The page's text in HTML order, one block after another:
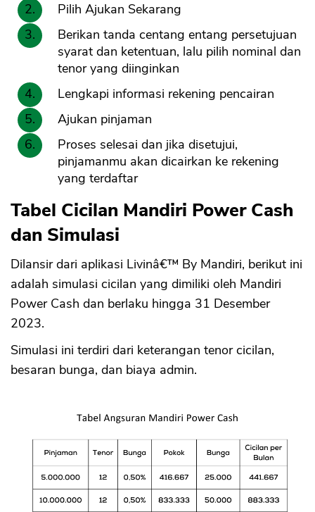
Pilih Ajukan Sekarang
Berikan tanda centang entang persetujuan
syarat dan ketentuan, lalu pilih nominal dan
tenor yang diinginkan
Lengkapi informasi rekening pencairan
Ajukan pinjaman
Proses selesai dan jika disetujui,
pinjamanmu akan dicairkan ke rekening
yang terdaftar
Tabel Cicilan Mandiri Power Cash
dan Simulasi
Dilansir dari aplikasi Livinâ€™ By Mandiri, berikut ini
adalah simulasi cicilan yang dimiliki oleh Mandiri
Power Cash dan berlaku hingga 31 Desember
2023.
Simulasi ini terdiri dari keterangan tenor cicilan,
besaran bunga, dan biaya admin.